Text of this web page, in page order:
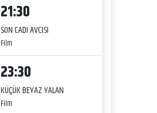
21:30
SON CADI AVCISI
Film
23:30
KÜÇÜK BEYAZ YALAN
Film